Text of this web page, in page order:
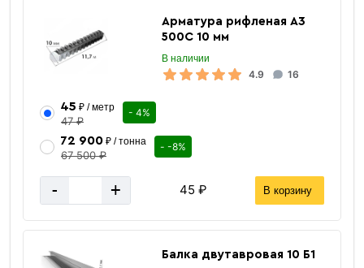
Арматура рифленая А3
500С 10 мм
В наличии
4.9 16
45 ₽ / метр
47 ₽
- 4%
72 900₽ / тонна
67 500 ₽
- -8%
- + 45 ₽ В корзину
Балка двутавровая 10 Б1